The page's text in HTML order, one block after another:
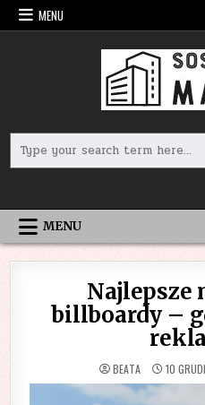
Skip
to
MENU
for:
MENU
Najlepsze
billboardy –
BEATA 10